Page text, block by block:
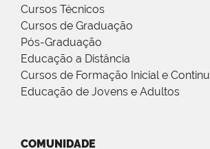
Cursos Técnicos
Cursos de Graduação
Pós-Graduação
Educação a Distância
Cursos de Formação Inicial e
Educação de Jovens e Adultos
COMUNIDADE